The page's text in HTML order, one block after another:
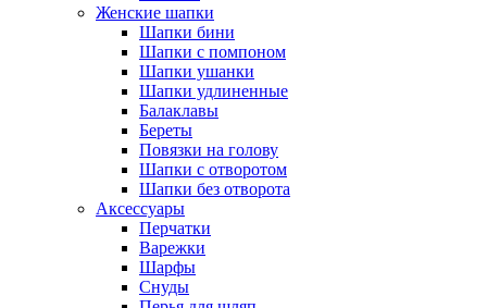
Женские шапки
Шапки бини
Шапки с помпоном
Шапки ушанки
Шапки удлиненные
Балаклавы
Береты
Повязки на голову
Шапки с отворотом
Шапки без отворота
Аксессуары
Перчатки
Варежки
Шарфы
Снуды